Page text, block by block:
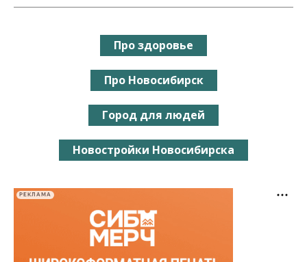
Про здоровье
Про Новосибирск
Город для людей
Новостройки Новосибирска
РЕКЛАМА